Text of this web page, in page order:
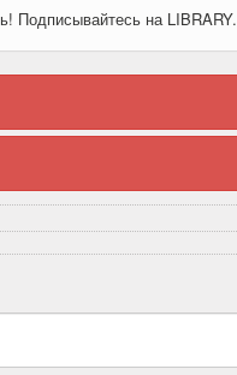
Подписывайтесь на